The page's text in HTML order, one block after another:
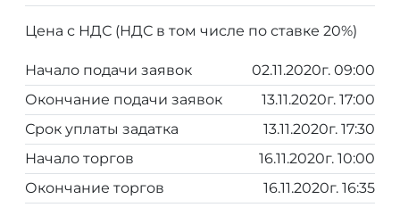
Цена с НДС (НДС в том числе по ставке 20%)
Начало подачи заявок
02.11.2020г. 09:00
Окончание подачи заявок
13.11.2020г. 17:00
Срок уплаты задатка
13.11.2020г. 17:30
Начало торгов
16.11.2020г. 10:00
Окончание торгов
16.11.2020г. 16:35